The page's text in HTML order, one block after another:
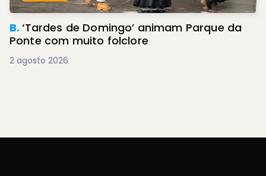
B.‘Tardes de Domingo’ animam Parque da
Ponte com muito folclore
2 agosto 2026